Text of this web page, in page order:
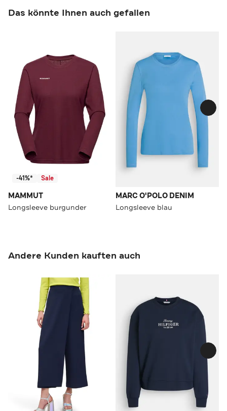
Das könnte Ihnen auch gefallen
-41%* Sale
MAMMUT
Longsleeve burgunder
MARC O'POLO DENIM
Longsleeve blau
Andere Kunden kauften auch